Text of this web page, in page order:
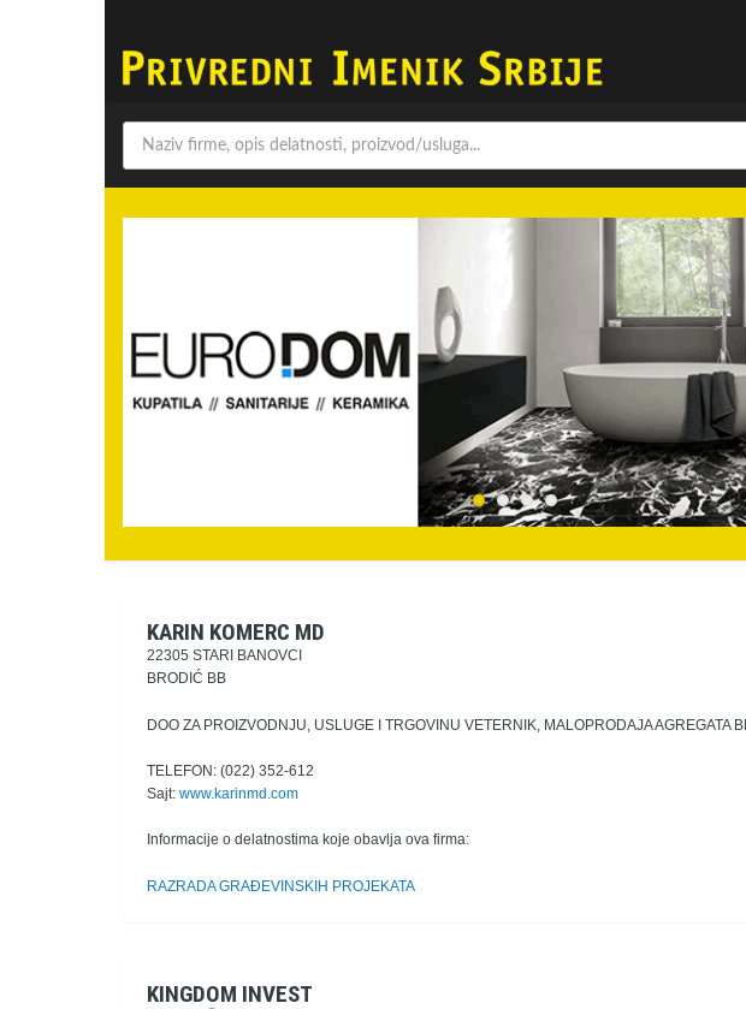
KARIN KOMERC MD
22305 STARI BANOVCI
BRODIĆ BB
DOO ZA PROIZVODNJU, USLUGE I TRGOVINU VETERNIK, MALOPRODAJA AGREGATA
TELEFON: (022) 352-612
Sajt: www.karinmd.com
Informacije o delatnostima koje obavlja ova firma:
RAZRADA GRAĐEVINSKIH PROJEKATA
KINGDOM INVEST